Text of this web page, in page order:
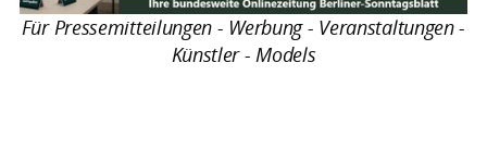
Für Pressemitteilungen - Werbung - Veranstaltungen -
Künstler - Models